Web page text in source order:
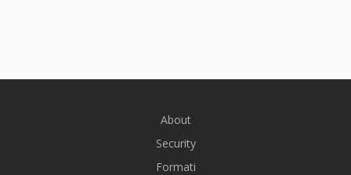
About
Security
Formati